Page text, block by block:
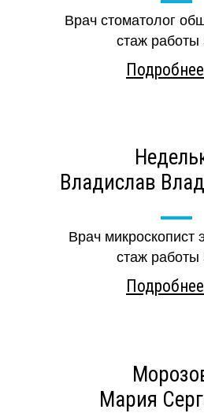
Врач стоматолог
стаж работы
Подробнее
Владислав
Врач микроскопист
стаж работы
Подробнее
Мария